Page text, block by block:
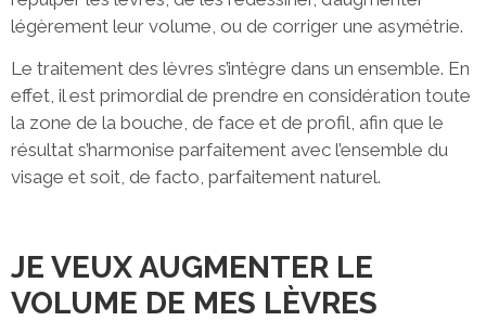
légèrement leur volume, ou de corriger une asymétrie.
Le traitement des lèvres s’intègre dans un ensemble. En
effet, il est primordial de prendre en considération toute
la zone de la bouche, de face et de profil, afin que le
résultat s’harmonise parfaitement avec l’ensemble du
visage et soit, de facto, parfaitement naturel.
JE VEUX AUGMENTER LE
VOLUME DE MES LÈVRES